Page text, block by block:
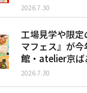
2026.7.30
工場見学や限
マフェス』が
館・atelier京ば
2026.7.30